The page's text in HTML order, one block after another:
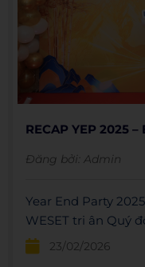
RECAP YEP 2025 –
Đăng bởi: Admin
Year End Party
WESET tri ân Quý
đồng hành suốt
trình nỗ lực, gắn
23/02/2026